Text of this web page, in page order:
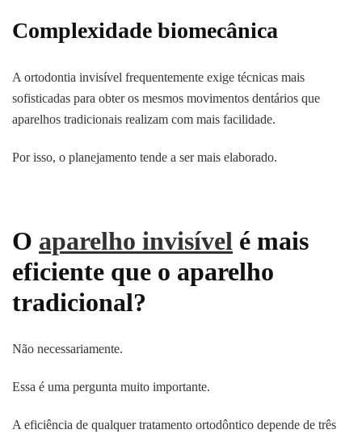
Complexidade biomecânica
A ortodontia invisível frequentemente exige técnicas mais
sofisticadas para obter os mesmos movimentos dentários que
aparelhos tradicionais realizam com mais facilidade.
Por isso, o planejamento tende a ser mais elaborado.
O aparelho invisível é mais
eficiente que o aparelho
tradicional?
Não necessariamente.
Essa é uma pergunta muito importante.
A eficiência de qualquer tratamento ortodôntico depende de três